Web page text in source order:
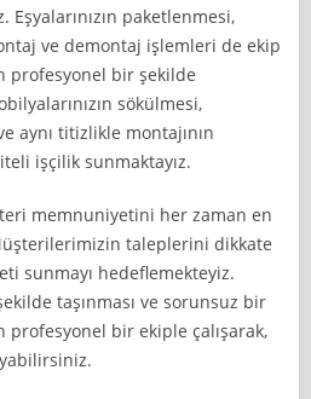
paketlenmesi,
ve demontaj işlemleri de ekip
profesyonel bir şekilde
sökülmesi,
aynı titizlikle montajının
işçilik sunmaktayız.
memnuniyetini her zaman en
taleplerini dikkate
sunmayı hedeflemekteyiz.
taşınması ve sorunsuz bir
bir ekiple çalışarak,